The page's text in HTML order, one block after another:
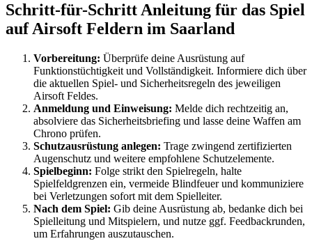
Schritt-für-Schritt Anleitung für das Spiel
auf Airsoft Feldern im Saarland
Vorbereitung: Überprüfe deine Ausrüstung auf
Funktionstüchtigkeit und Vollständigkeit. Informiere dich über
die aktuellen Spiel- und Sicherheitsregeln des jeweiligen
Airsoft Feldes.
Anmeldung und Einweisung: Melde dich rechtzeitig an,
absolviere das Sicherheitsbriefing und lasse deine Waffen am
Chrono prüfen.
Schutzausrüstung anlegen: Trage zwingend zertifizierten
Augenschutz und weitere empfohlene Schutzelemente.
Spielbeginn: Folge strikt den Spielregeln, halte
Spielfeldgrenzen ein, vermeide Blindfeuer und kommuniziere
bei Verletzungen sofort mit dem Spielleiter.
Nach dem Spiel: Gib deine Ausrüstung ab, bedanke dich bei
Spielleitung und Mitspielern, und nutze ggf. Feedbackrunden,
um Erfahrungen auszutauschen.